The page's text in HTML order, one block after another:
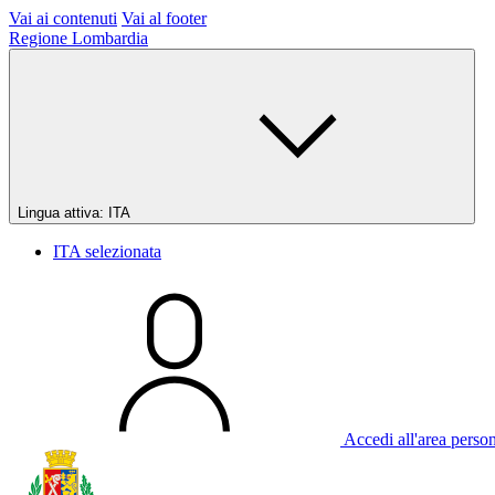
Vai ai contenuti Vai al footer
Regione Lombardia
Lingua attiva: ITA
ITA selezionata
Accedi all'area